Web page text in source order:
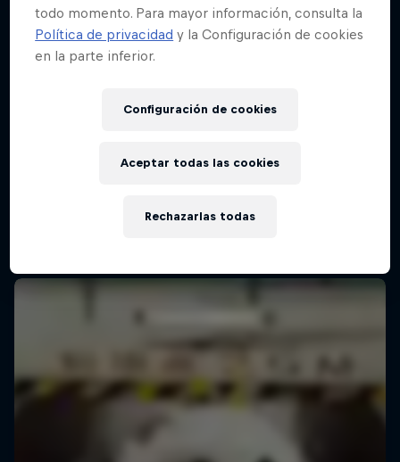
Lima, Peru
todo momento. Para mayor información, consulta la
Política de privacidad y la Configuración de cookies
en la parte inferior.
Configuración de cookies
Rechazarlas todas
Aceptar todas las cookies